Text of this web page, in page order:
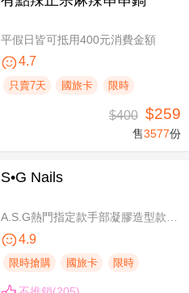
平假日皆可抵用400元消費金額
4.7
只賣7天 國旅卡 限時
$400 $259
售3577份
S•G Nails
A.S.G熱門指定款手部凝膠造型款110選1+輕保養(款式不定期更換，可換色) / B.約會過節好心情S.G 風格系-足部凝膠造型款110選1+輕保養(款式不定期更換，可換色) / C.簡簡單單好穿搭！手部凝膠上色+輕保養 / D.脫掉襪子不尷尬！足部凝膠上色+輕保養
4.9
限時搶購 國旅卡 限時